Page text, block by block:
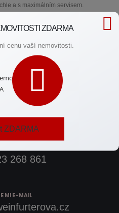
a s maximálním servisem.
radu?
se mnou.
268 861
MI E-MAIL
ZDARMA
cenu vaší nemovitosti.
ZDARMA